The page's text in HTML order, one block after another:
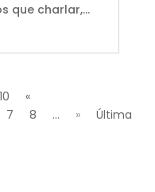
que charlar,...
«
7 8 ... »
Última